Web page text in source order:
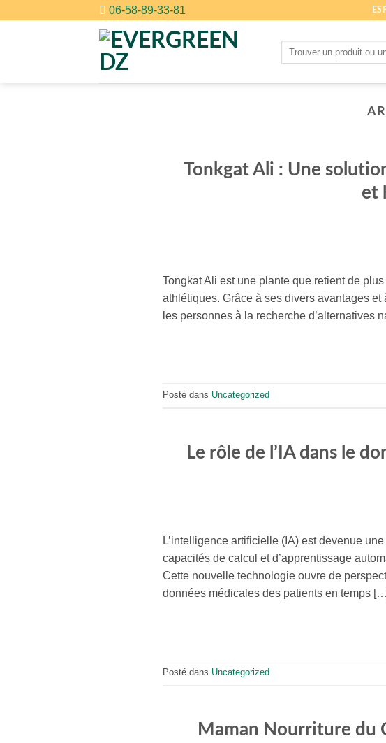
06-58-89-33-81
Tonkgat Ali : Une
et
Tongkat Ali est une plante que retient de
athlétiques. Grâce à ses divers avantages
les personnes à la recherche d’alternatives
Posté dans Uncategorized
Le rôle de l’IA dans le
L’intelligence artificielle (IA) est devenue
capacités de calcul et d’apprentissage
Cette nouvelle technologie ouvre de
données médicales des patients en temps
Posté dans Uncategorized
Maman Nourriture du